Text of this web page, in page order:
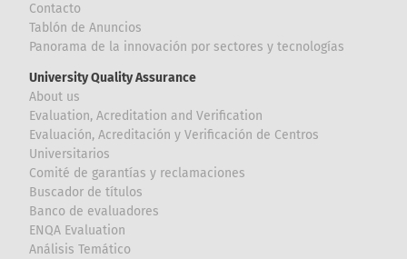
Contacto
Tablón de Anuncios
Panorama de la innovación por sectores y tecnologías
University Quality Assurance
About us
Evaluation, Acreditation and Verification
Evaluación, Acreditación y Verificación de Centros
Universitarios
Comité de garantías y reclamaciones
Buscador de títulos
Banco de evaluadores
ENQA Evaluation
Análisis Temático